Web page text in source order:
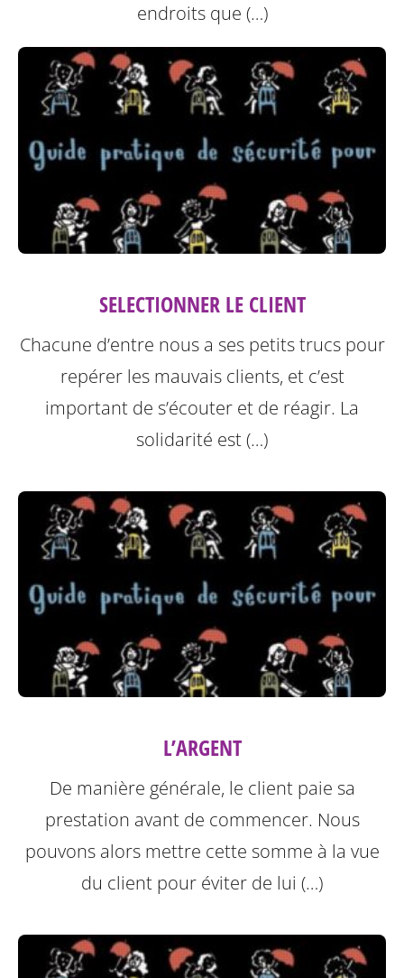
endroits que (…)
SELECTIONNER LE CLIENT
Chacune d’entre nous a ses petits trucs pour
repérer les mauvais clients, et c’est
important de s’écouter et de réagir. La
solidarité est (…)
L’ARGENT
De manière générale, le client paie sa
prestation avant de commencer. Nous
pouvons alors mettre cette somme à la vue
du client pour éviter de lui (…)